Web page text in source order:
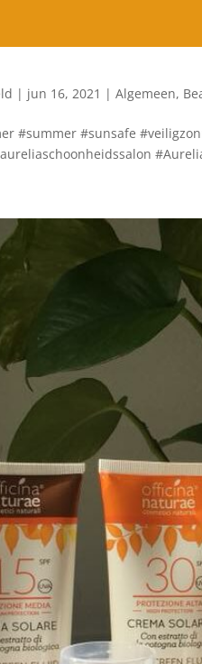
| jun 16, 2021 |Algemeen,
#summer #sunsafe